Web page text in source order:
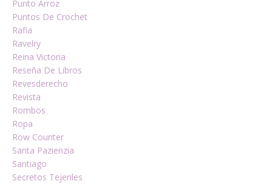
Punto Arroz
Puntos De Crochet
Rafia
Ravelry
Reina Victoria
Reseña De Libros
Revesderecho
Revista
Rombos
Ropa
Row Counter
Santa Pazienzia
Santiago
Secretos Tejeriles